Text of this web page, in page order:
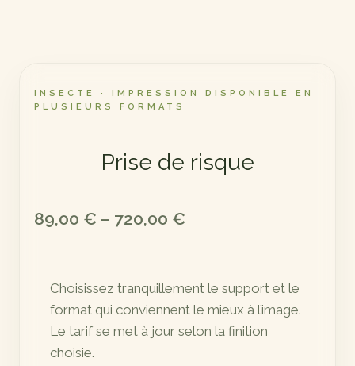
INSECTE · IMPRESSION DISPONIBLE EN
PLUSIEURS FORMATS
Prise de risque
89,00 € – 720,00 €
Plage
89,00 €
720,00 €
Choisissez tranquillement le support et le
format qui conviennent le mieux à l’image.
Le tarif se met à jour selon la finition
choisie.